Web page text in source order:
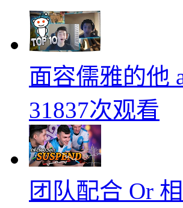
面容儒雅的他
31837次观看
团队配合 Or